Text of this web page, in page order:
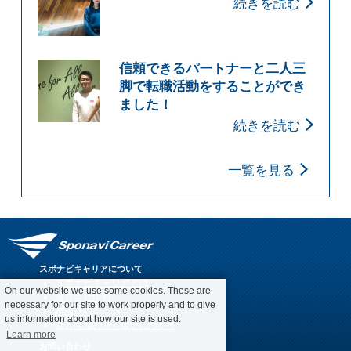
信頼できるパートナーと二人三
脚で転職活動をすることができ
ました！
続きを読む
一覧を見る
スポナビキャリアについて
運営会社情報
利用規約
個人情報の取り扱いについて
On our website we use some cookies. These are
necessary for our site to work properly and to give
us information about how our site is used.
Learn more